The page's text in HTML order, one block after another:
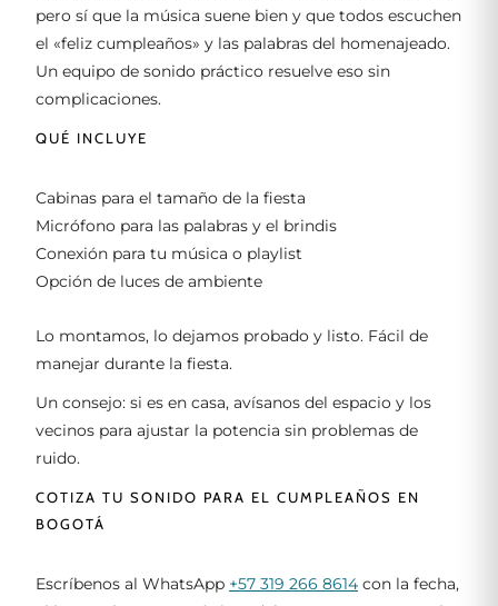
pero sí que la música suene bien y que todos escuchen
el «feliz cumpleaños» y las palabras del homenajeado.
Un equipo de sonido práctico resuelve eso sin
complicaciones.
QUÉ INCLUYE
Cabinas para el tamaño de la fiesta
Micrófono para las palabras y el brindis
Conexión para tu música o playlist
Opción de luces de ambiente
Lo montamos, lo dejamos probado y listo. Fácil de
manejar durante la fiesta.
Un consejo: si es en casa, avísanos del espacio y los
vecinos para ajustar la potencia sin problemas de
ruido.
COTIZA TU SONIDO PARA EL CUMPLEAÑOS EN
BOGOTÁ
Escríbenos al WhatsApp +57 319 266 8614 con la fecha,